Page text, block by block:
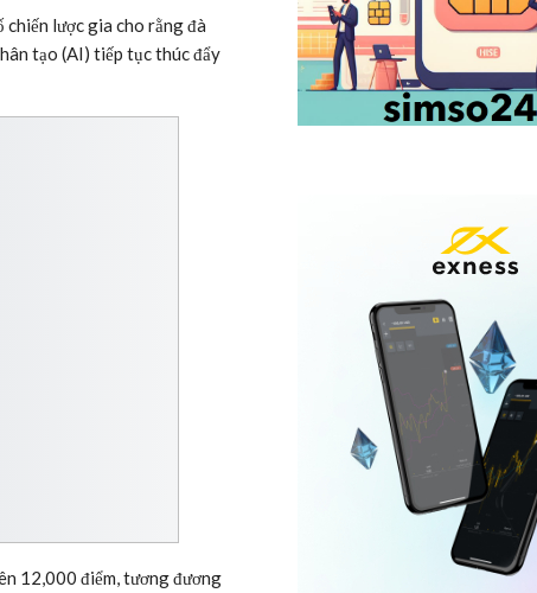
chiến lược gia cho rằng đà
tạo (AI) tiếp tục thúc đẩy
12,000 điểm, tương đương